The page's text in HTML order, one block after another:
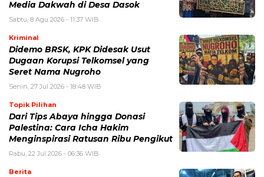
Media Dakwah di Desa Dasok
Sabtu, 8 Agu 2026 - 11:37 WIB
Kriminal
Didemo BRSK, KPK Didesak Usut
Dugaan Korupsi Telkomsel yang
Seret Nama Nugroho
Senin, 27 Jul 2026 - 18:48 WIB
Topik Pilihan
Dari Tips Abaya hingga Donasi
Palestina: Cara Icha Hakim
Menginspirasi Ratusan Ribu Pengikut
Rabu, 22 Jul 2026 - 06:36 WIB
Berita